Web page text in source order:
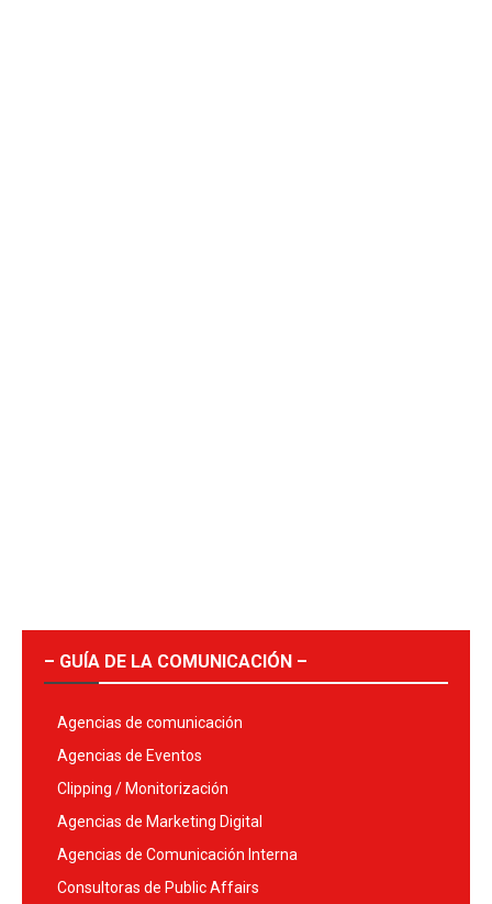
– GUÍA DE LA COMUNICACIÓN –
Agencias de comunicación
Agencias de Eventos
Clipping / Monitorización
Agencias de Marketing Digital
Agencias de Comunicación Interna
Consultoras de Public Affairs